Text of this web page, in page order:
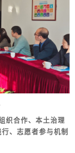
织合作、本土治理
、志愿者参与机制